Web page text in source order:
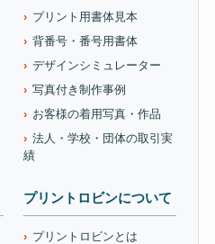
プリント用書体見本
背番号・番号用書体
デザインシミュレーター
写真付き制作事例
お客様の着用写真・作品
法人・学校・団体の取引実
績
プリントロビンについて
プリントロビンとは